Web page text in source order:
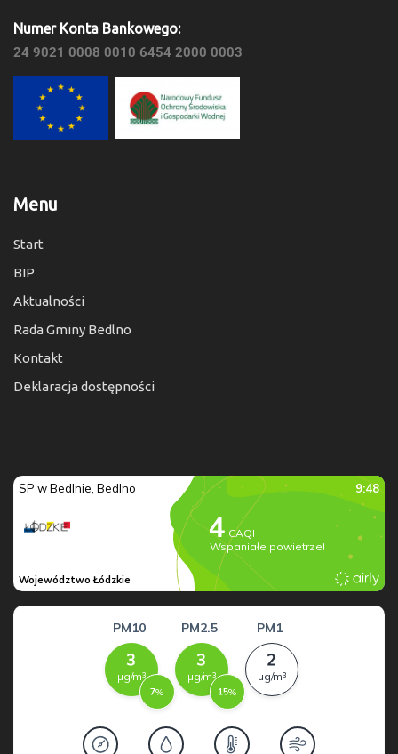
Numer Konta Bankowego:
24 9021 0008 0010 6454 2000 0003
Menu
Start
BIP
Aktualności
Rada Gminy Bedlno
Kontakt
Deklaracja dostępności